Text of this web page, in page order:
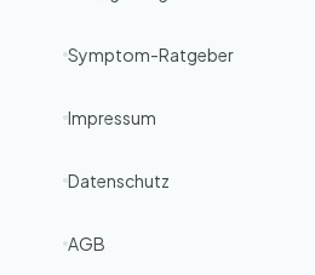
Symptom-Ratgeber
Impressum
Datenschutz
AGB